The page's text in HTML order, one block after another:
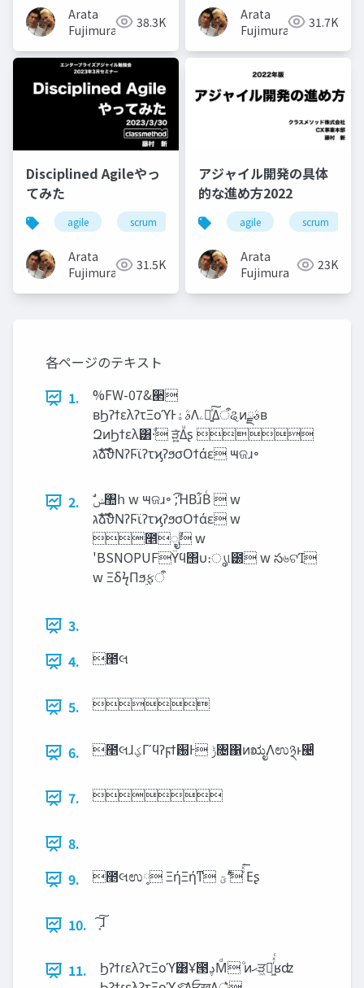
Arata
Fujimura
38.3K
Arata
Fujimura
31.7K
Disciplined Agileやっ
てみた
agile scrum disciplined-agile
Arata
Fujimura
31.5K
アジャイル開発の具体
的な進め方2022
agile scrum
Arata
Fujimura
23K
各ページのテキスト
1.
%FW-07&ؔ੢
ʙϦʔϯελʔτΞοϓͰࣄ‫ۀ‬Λ‫ۦ‬ಈ͍ͯ͠Δऀୡͷࣄྫʙ
ԶͷϦϯελ͸·ͩ ੜ͖͍ͯΔͧʂ 
‫ࣜג‬ձࣾϑΝʔϜϊʔτϗʔϧσΟϯάε ౻ଜɹ৽
2.
‫ࣜג‬ձࣾϑΝʔϜϊʔτϗʔϧσΟϯάε w
೥݄ೖࣾ w
'BSNOPUFΫϥ΢υ։ൃ୲౰ w స৬ଟΊ
w ΞδϟΠϧ࣮ફऀ
3.
4.
೥લ
5. 
6. ೥લɺ‫ؼ‬Γʹϥʔϝϯ԰Ͱ ‫ݱ‬৔΁ͷಋೖΛಉ྅ͱ੤ͬͨ
7. 
8.
9.
೥લಉ༷ ΞήΞήͳ ‫ʹͪ࣋ؾ‬ ͤͯ͘͞Εʂ
10. ͔͠͠ɺ
11.
ϦʔϯɾελʔτΞοϓ͸Ұ౓ࢮΜͩ ͦͷ‫ޙ‬ੜ͖ฦ͖ͬͯͨʁʣ